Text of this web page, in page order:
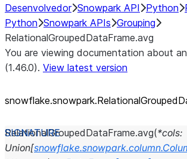
Desenvolvedor Snowpark API Python
Python Snowpark APIs Grouping
RelationalGroupedDataFrame.avg
You are viewing documentation about
(1.46.0). View latest version
RelationalGroupedDataFrame.avg(*cols:
Union[